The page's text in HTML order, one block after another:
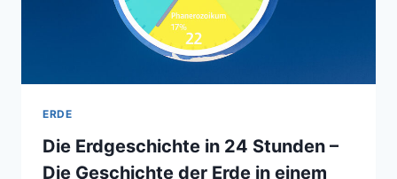
ERDE
Die Erdgeschichte in 24 Stunden –
Die Geschichte der Erde in einem